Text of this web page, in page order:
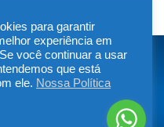
para garantir
experiência em
você continuar a usar
que está
ele. Nossa Política